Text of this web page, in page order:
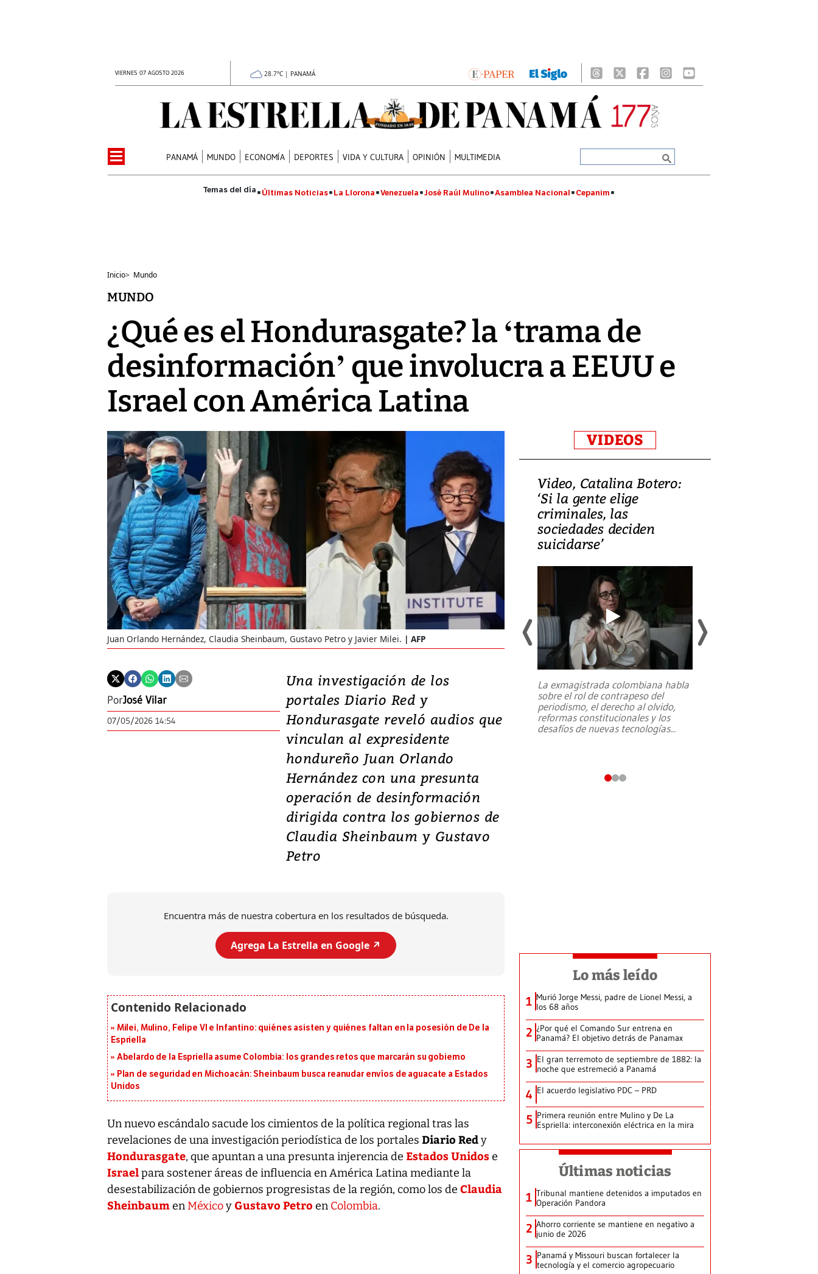
VIERNES 07 AGOSTO 2026 28.7°C | PANAMÁ
PANAMÁ MUNDO ECONOMÍA DEPORTES VIDA Y CULTURA OPINIÓN MULTIMEDIA
Últimas Noticias La Llorona Venezuela José Raúl Mulino Asamblea Nacional Cepanim
Inicio> Mundo
MUNDO
¿Qué es el Hondurasgate? la ‘trama de
desinformación’ que involucra a EEUU e
Israel con América Latina
Juan Orlando Hernández, Claudia Sheinbaum, Gustavo Petro y Javier Milei. AFP
PorJosé Vilar
07/05/2026 14:54
Una investigación de los
portales Diario Red y
Hondurasgate reveló audios que
vinculan al expresidente
hondureño Juan Orlando
Hernández con una presunta
operación de desinformación
dirigida contra los gobiernos de
Claudia Sheinbaum y Gustavo
Petro
Encuentra más de nuestra cobertura en los resultados de búsqueda.
Agrega La Estrella en Google ↗️
Milei, Mulino, Felipe VI e Infantino: quiénes asisten y quiénes faltan en la posesión de De la
Espriella
Abelardo de la Espriella asume Colombia: los grandes retos que marcarán su gobierno
Plan de seguridad en Michoacán: Sheinbaum busca reanudar envíos de aguacate a Estados
Unidos
Un nuevo escándalo sacude los cimientos de la política regional tras las
revelaciones de una investigación periodística de los portales Diario Redy
Hondurasgate, que apuntan a una presunta injerencia de Estados Unidose
Israelpara sostener áreas de influencia en América Latina mediante la
desestabilización de gobiernos progresistas de la región, como los de Claudia
SheinbaumenMéxicoy Gustavo Petro en Colombia.
VIDEOS
Video, Japón: Terremoto
deja heridos y graves
daños en Kumamoto
julio en la prefectura de Kumamoto,
al sur de Japón, provocando una
emergencia de gran
Video, Catalina Botero:
‘Si la gente elige
criminales, las
sociedades deciden
suicidarse’
La exmagistrada colombiana habla
sobre el rol de contrapeso del
periodismo, el derecho al olvido,
reformas constitucionales y los
desafíos de nuevas tecnologías...
Lo más leído
1 Murió Jorge Messi, padre de Lionel Messi, a
los 68 años
2 ¿Por qué el Comando Sur entrena en
Panamá? El objetivo detrás de Panamax
3 El gran terremoto de septiembre de 1882: la
noche que estremeció a Panamá
4 El acuerdo legislativo PDC – PRD
5 Primera reunión entre Mulino y De La
Espriella: interconexión eléctrica en la mira
Últimas noticias
1 Tribunal mantiene detenidos a imputados en
Operación Pandora
2 Ahorro corriente se mantiene en negativo a
junio de 2026
3 Panamá y Missouri buscan fortalecer la
tecnología y el comercio agropecuario